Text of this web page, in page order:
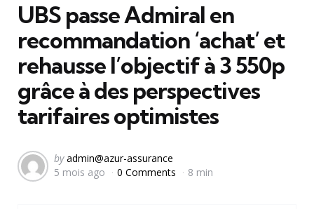
UBS passe Admiral en
recommandation ‘achat’ et
rehausse l’objectif à 3 550p
grâce à des perspectives
tarifaires optimistes
Posted
by
by admin@azur-assurance
5 mois ago
0 Comments 8 min